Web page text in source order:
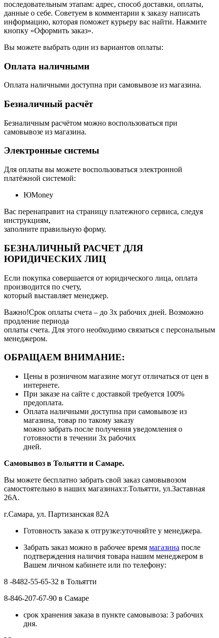
последовательным этапам: адрес, способ доставки, оплаты,
данные о себе. Советуем в комментарии к заказу написать
информацию, которая поможет курьеру вас найти. Нажмите
кнопку «Оформить заказ».
Вы можете выбрать один из вариантов оплаты:
Оплата наличными
Оплата наличными доступна при самовывозе из магазина.
Безналичный расчёт
Безналичным расчётом можно воспользоваться при
самовывозе из магазина.
Электронные системы
Для оплаты вы можете воспользоваться электронной
платёжной системой:
ЮMoney
Вас перенаправит на страницу платежного сервиса, следуя
инструкциям,
заполните правильную форму.
БЕЗНАЛИЧНЫЙ РАСЧЕТ ДЛЯ
ЮРИДИЧЕСКИХ ЛИЦ
Если покупка совершается от юридического лица, оплата
производится по счету,
который выставляет менеджер.
Важно!Срок оплаты счета – до 3х рабочих дней. Возможно
продление периода
оплаты счета. Для этого необходимо связаться с персональным
менеджером.
ОБРАЩАЕМ ВНИМАНИЕ:
Цены в розничном магазине могут отличаться от цен в
интернете.
При заказе на сайте с доставкой требуется 100%
предоплата.
Оплата наличными доступна при самовывозе из
магазина, товар по такому заказу
можно забрать после получения уведомления о
готовности в течении 3х рабочих
дней.
Самовывоз в Тольятти и Самаре.
Вы можете бесплатно забрать свой заказ самовывозом
самостоятельно в наших магазинах:г.Тольятти, ул.Заставная
26А.
г.Самара, ул. Партизанская 82А
Готовность заказа к отгрузке:уточняйте у менеджера.
Забрать заказ можно в рабочее время магазина после
подтверждения наличия товара нашим менеджером в
Вашем личном кабинете или по телефону:
8 -8482-55-65-32 в Тольятти
8-846-207-67-90 в Самаре
срок хранения заказа в пункте самовывоза: 3 рабочих
дня.